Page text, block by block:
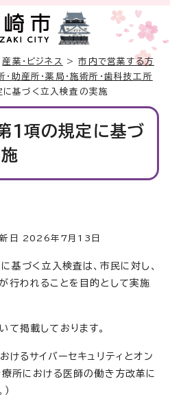
産業・ビジネス >市内で営業する方
・助産所・薬局・施術所・歯科技工所
基づく立入検査の実施
1項の規定に基づ
2026年7月13日
づく立入検査は、市民に対し、
行われることを目的として実施
掲載しております。
けるサイバーセキュリティとオン
所における医師の働き方改革に